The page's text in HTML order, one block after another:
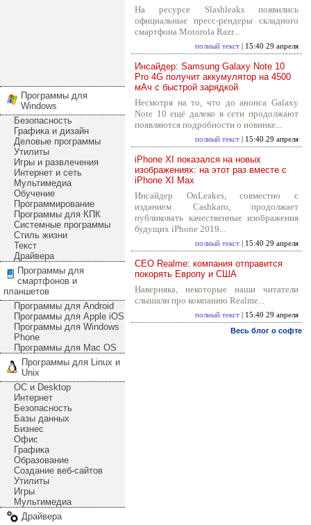
Программы для
Windows
Безопасность
Графика и дизайн
Деловые программы
Утилиты
Игры и развлечения
Интернет и сеть
Мультимедиа
Обучение
Программирование
Программы для КПК
Системные программы
Стиль жизни
Текст
Драйвера
Программы для
смартфонов и
планшетов
Программы для Android
Программы для Apple iOS
Программы для Windows
Phone
Программы для Mac OS
Программы для Linux и
Unix
ОС и Desktop
Интернет
Безопасность
Базы данных
Бизнес
Офис
Графика
Образование
Создание веб-сайтов
Утилиты
Игры
Мультимедиа
Драйвера
На ресурсе Slashleaks появились
официальные пресс-рендеры складного
смартфона Motorola Razr...
полный текст | 15:40 29 апреля
Инсайдер: Samsung Galaxy Note 10
Pro 4G получит аккумулятор на 4500
мАч с быстрой зарядкой
Несмотря на то, что до анонса Galaxy
Note 10 ещё далеко в сети продолжают
появляются подробности о новинке...
полный текст | 15:40 29 апреля
iPhone XI показался на новых
изображениях: на этот раз вместе с
iPhone XI Max
Инсайдер OnLeakes, совместно с
изданием Cashkaro, продолжает
публиковать качественные изображения
будущих iPhone 2019...
полный текст | 15:40 29 апреля
CEO Realme: компания отправится
покорять Европу и США
Наверняка, некоторые наши читатели
слышали про компанию Realme...
полный текст | 15:40 29 апреля
Весь блог о софте